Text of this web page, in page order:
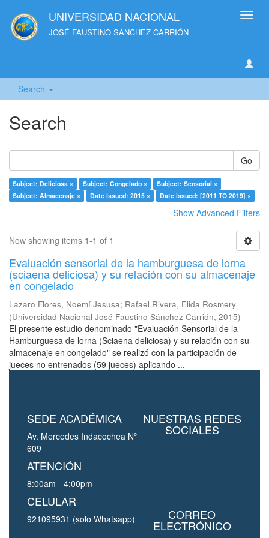
UNIVERSIDAD NACIONAL
JOSÉ FAUSTINO SANCHEZ CARRIÓN
Search
Search
Go
Subject: Deliciosa × Subject: Congelado ×
Subject: Sensorial ×
Subject: Almacenaje ×
Date issued: 2015 × Date issued: [2011 TO 2019] ×
Show Advanced Filters
Now showing items 1-1 of 1
Evaluación sensorial de la hamburguesa de lorna
(sciaena deliciosa) y su relación con su almacenaje
en congelado
Lazaro Flores, Noemí Jesusa; Rafael Rivera, Elida Rosmery
(Universidad Nacional José Faustino Sánchez Carrión, 2015)
El presente estudio denominado "Evaluación Sensorial de la
Hamburguesa de lorna (Sciaena deliciosa) y su relación con su
almacenaje en congelado" se realizó con la participación de
jueces no entrenados (59 jueces) aplicando ...
SEDE ACADÉMICA
Av. Mercedes Indacochea Nº
609
ATENCIÓN
8:00am - 4:00pm
CELULAR
921095931 (solo Whatsapp)
NUESTRAS REDES
SOCIALES
CORREO
ELECTRÓNICO